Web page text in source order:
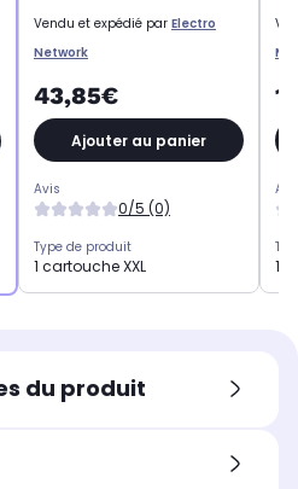
Vendu et expédié par Electro
Network
43,85€
Ajouter au panier
Avis
0/5 (0)
Type de produit
1 cartouche XXL 1
du produit